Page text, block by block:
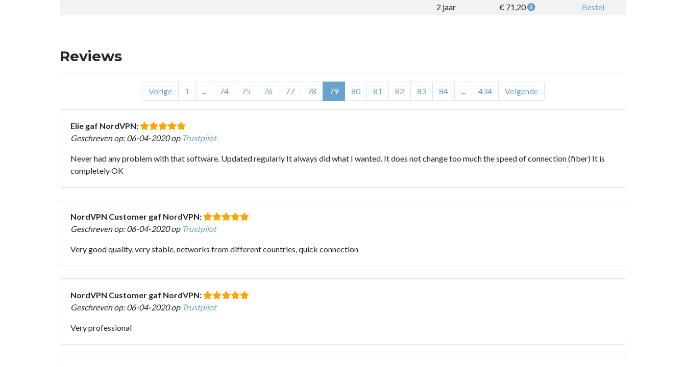
2 jaar
€ 71,20 Bestel
Reviews
Vorige 1 74 75 76 77 78 79 80 81 82 83 84 434 Volgende
Elie gaf NordVPN:
Geschreven op: 06-04-2020 op Trustpilot
Never had any problem with that software. Updated regularly It always did what I wanted. It does not change too much the speed of connection (fiber) It is
completely OK
NordVPN Customer gaf NordVPN:
Geschreven op: 06-04-2020 op Trustpilot
Very good quality, very stable, networks from different countries, quick connection
NordVPN Customer gaf NordVPN:
Geschreven op: 06-04-2020 op Trustpilot
Very professional